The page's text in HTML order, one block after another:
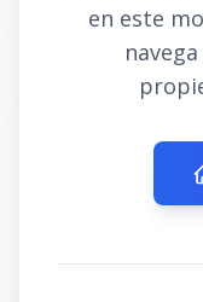
en este